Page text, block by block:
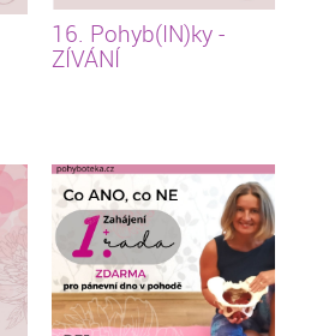
16. Pohyb(IN)ky -
ZÍVÁNÍ